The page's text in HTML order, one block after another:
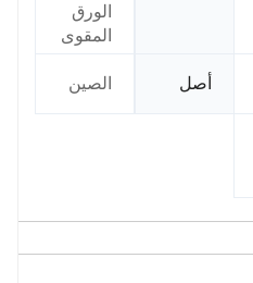
الورق
المقوى
أصل الصين